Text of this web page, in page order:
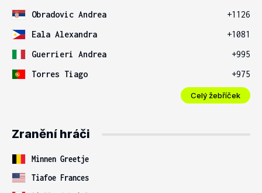
Obradovic Andrea
+1126
Eala Alexandra
+1081
Guerrieri Andrea
+995
Torres Tiago
+975
Celý žebříček
Zranění hráči
Minnen Greetje
Tiafoe Frances